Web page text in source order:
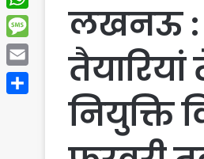
लखनऊ :
नियुक्ति
WhatsApp
Message
Email